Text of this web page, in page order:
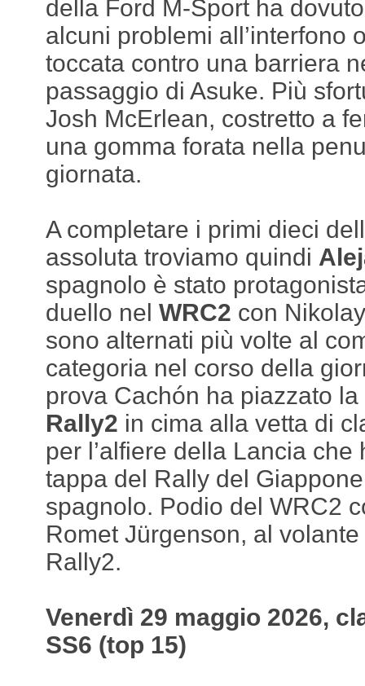
della Ford M-Sport ha
alcuni problemi all’interfono
toccata contro una barriera
passaggio di Asuke. Più
Josh McErlean, costretto a
una gomma forata nella
giornata.
A completare i primi dieci
assoluta troviamo quindi
spagnolo è stato
duello nel WRC2 con
sono alternati più volte al
categoria nel corso della
prova Cachón ha piazzato
Rally2 in cima alla vetta di
per l’alfiere della Lancia
tappa del Rally del
spagnolo. Podio del WRC2
Romet Jürgenson, al
Rally2.
Venerdì 29 maggio 2026,
SS6 (top 15)